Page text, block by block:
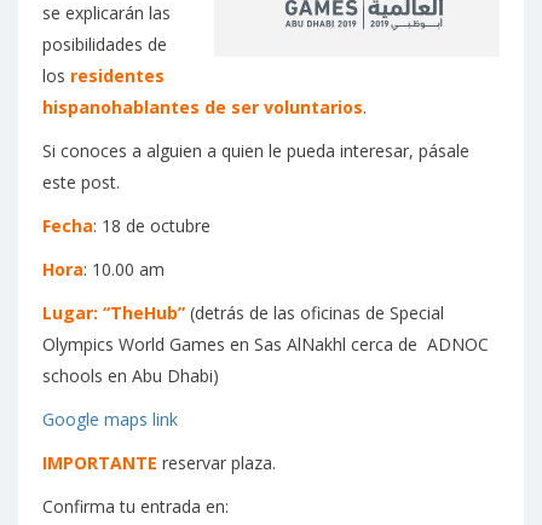
se explicarán las
posibilidades de
los residentes
hispanohablantes de ser voluntarios.
Si conoces a alguien a quien le pueda interesar, pásale
este post.
Fecha: 18 de octubre
Hora: 10.00 am
Lugar: “TheHub” (detrás de las oficinas de Special
Olympics World Games en Sas AlNakhl cerca de ADNOC
schools en Abu Dhabi)
Google maps link
IMPORTANTE reservar plaza.
Confirma tu entrada en: